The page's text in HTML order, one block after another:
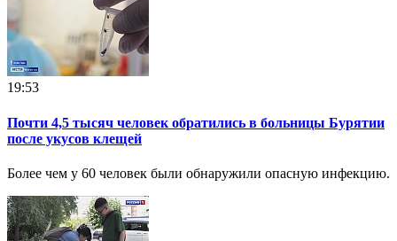
19:53
Почти 4,5 тысяч человек обратились в больницы Бурятии
после укусов клещей
Более чем у 60 человек были обнаружили опасную инфекцию.